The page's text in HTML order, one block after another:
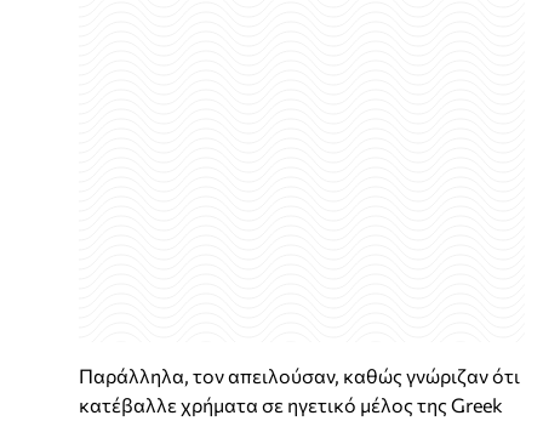
Παράλληλα, τον απειλούσαν, καθώς γνώριζαν ότι
κατέβαλλε χρήματα σε ηγετικό μέλος της Greek